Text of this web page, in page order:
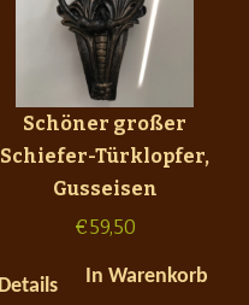
Schöner großer
Schiefer-Türklopfer,
Gusseisen
€59,50
Details In Warenkorb